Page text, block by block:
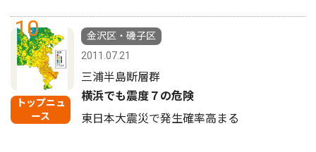
10
トップニュ
ース
金沢区・磯子区
2011.07.21
三浦半島断層群
横浜でも震度７の危険
東日本大震災で発生確率高まる